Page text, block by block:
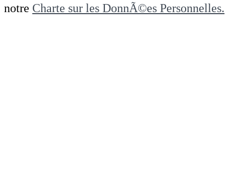
notre Charte sur les DonnÃ©es Personnelles.